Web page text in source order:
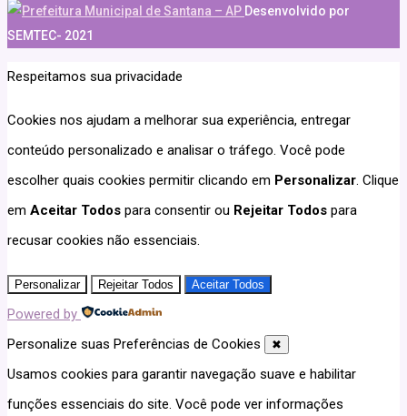
Desenvolvido por
SEMTEC- 2021
Respeitamos sua privacidade
Cookies nos ajudam a melhorar sua experiência, entregar
conteúdo personalizado e analisar o tráfego. Você pode
escolher quais cookies permitir clicando em Personalizar. Clique
em Aceitar Todos para consentir ou Rejeitar Todos para
recusar cookies não essenciais.
Personalizar Rejeitar Todos Aceitar Todos
Powered by
Personalize suas Preferências de Cookies
✖
Usamos cookies para garantir navegação suave e habilitar
funções essenciais do site. Você pode ver informações